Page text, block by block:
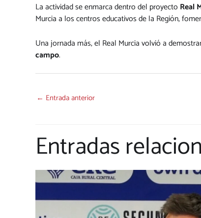
La actividad se enmarca dentro del proyecto Real
Murcia a los centros educativos de la Región,
Una jornada más, el Real Murcia volvió a
campo.
← Entrada anterior
Entradas